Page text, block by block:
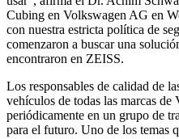
Cubing en Volkswagen AG en
con nuestra estricta política de
comenzaron a buscar una
encontraron en ZEISS.
Los responsables de calidad de
vehículos de todas las marcas de
periódicamente en un grupo de
para el futuro. Uno de los temas